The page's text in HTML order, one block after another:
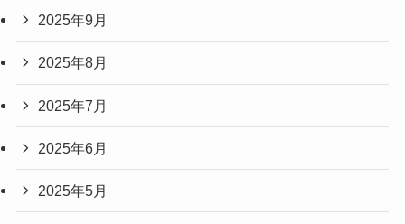
2025年9月
2025年8月
2025年7月
2025年6月
2025年5月